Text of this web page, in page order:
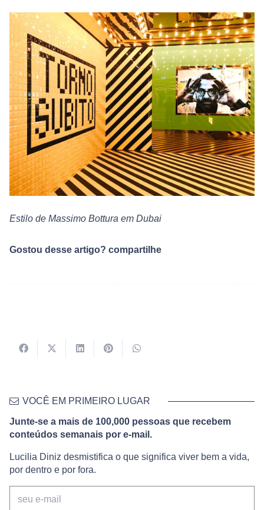
Estilo de Massimo Bottura em Dubai
Gostou desse artigo? compartilhe
VOCÊ EM PRIMEIRO LUGAR
Junte-se a mais de 100,000 pessoas que recebem
conteúdos semanais por e-mail.
Lucilia Diniz desmistifica o que significa viver bem a vida,
por dentro e por fora.